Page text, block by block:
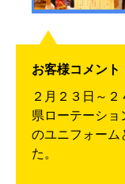
お客様コメント
２月２３日～
県ローテーショ
のユニフォーム
た。